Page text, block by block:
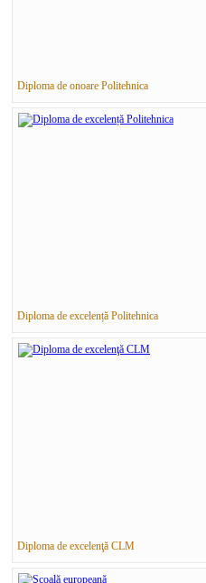
Diploma de onoare Politehnica
Diploma de excelență Politehnica
Diploma de excelenţă CLM